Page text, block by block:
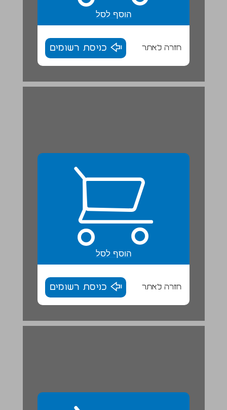
הוסף לסל
חזרה לאתר כניסת רשומים
הוסף לסל
חזרה לאתר כניסת רשומים
הירגזי ... 30